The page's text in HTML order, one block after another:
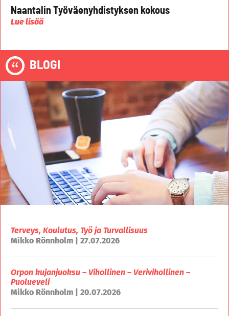
Naantalin Työväenyhdistyksen kokous
Lue lisää
BLOGI
Terveys, Koulutus, Työ ja Turvallisuus
Mikko Rönnholm | 27.07.2026
Orpon kujanjuoksu – Vihollinen – Verivihollinen –
Puolueveli
Mikko Rönnholm | 20.07.2026